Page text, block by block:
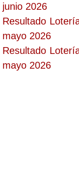
junio 2026
Resultado
mayo 2026
Resultado
mayo 2026